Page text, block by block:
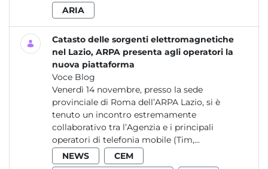
ARIA
Catasto delle sorgenti elettromagnetiche
nel Lazio, ARPA presenta agli operatori la
nuova piattaforma
Voce Blog
Venerdì 14 novembre, presso la sede
provinciale di Roma dell’ARPA Lazio, si è
tenuto un incontro estremamente
collaborativo tra l’Agenzia e i principali
operatori di telefonia mobile (Tim,...
NEWS
CEM